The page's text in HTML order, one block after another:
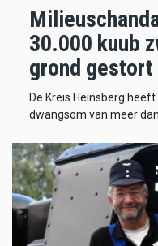
30.000 kuub
grond gestort
De Kreis Heinsberg
dwangsom van meer